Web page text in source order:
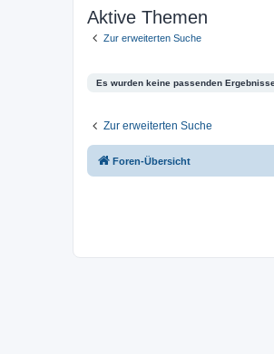
Aktive Themen
Zur erweiterten Suche
Es wurden keine passenden
Zur erweiterten Suche
Foren-Übersicht